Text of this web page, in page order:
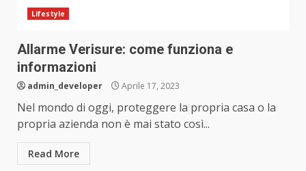
Lifestyle
Allarme Verisure: come funziona e
informazioni
admin_developer Aprile 17, 2023
Nel mondo di oggi, proteggere la propria casa o la
propria azienda non è mai stato così...
Read More